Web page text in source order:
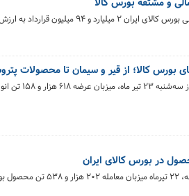
به ارزش ۸ هزار میلیارد تومان منعقد شد.
بورس کالا؛ از قیر و سیمان تا محصولات
تن انواع محصول است.